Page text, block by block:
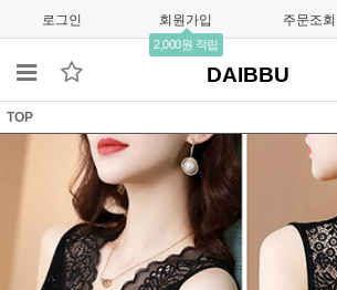
로그인 회원가입
2,000원 적립
주문조회
DAIBBU
TOP